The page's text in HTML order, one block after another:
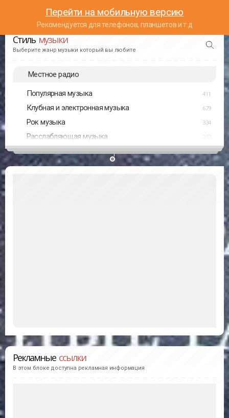
Перейти на мобильную версию
Рекомендуется для телефонов, планшетов и т.д
Стиль музыки
Выберите жанр музыки который вы любите
Местное радио
Популярная музыка 411
Клубная и электронная музыка 679
Рок музыка 334
Расслабляющая музыка
Рекламные ссылки
В этом блоке доступна рекламная информация